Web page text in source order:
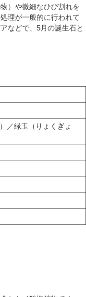
）や微細なひび割れを
理が一般的に行われて
などで、5月の誕生石と
／緑玉（りょくぎょ